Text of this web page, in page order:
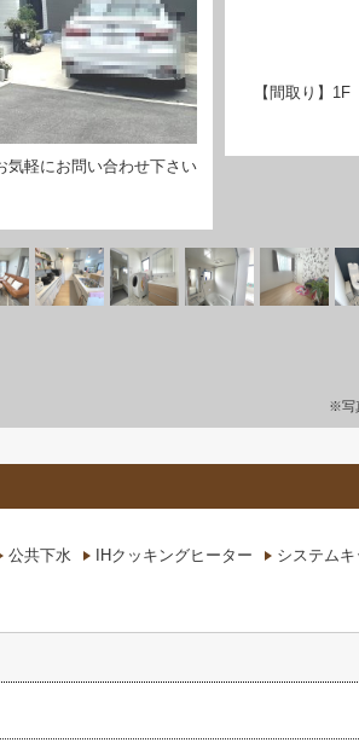
気軽にお問い合わせ下さい
【間取り】
※写
公共下水 IHクッキングヒーター システムキ